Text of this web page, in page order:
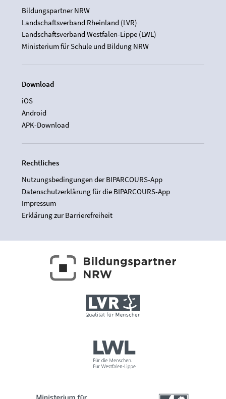
Bildungspartner NRW
Landschaftsverband Rheinland (LVR)
Landschaftsverband Westfalen-Lippe (LWL)
Ministerium für Schule und Bildung NRW
Download
iOS
Android
APK-Download
Rechtliches
Nutzungsbedingungen der BIPARCOURS-App
Datenschutzerklärung für die BIPARCOURS-App
Impressum
Erklärung zur Barrierefreiheit